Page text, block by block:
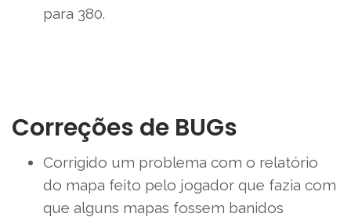
para 380.
Correções de BUGs
Corrigido um problema com o relatório
do mapa feito pelo jogador que fazia com
que alguns mapas fossem banidos